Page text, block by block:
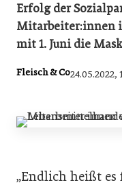
Erfolg der
Mitarbeiter:innen
mit 1. Juni die
Fleisch & Co24.05.2022,
„Endlich heißt es